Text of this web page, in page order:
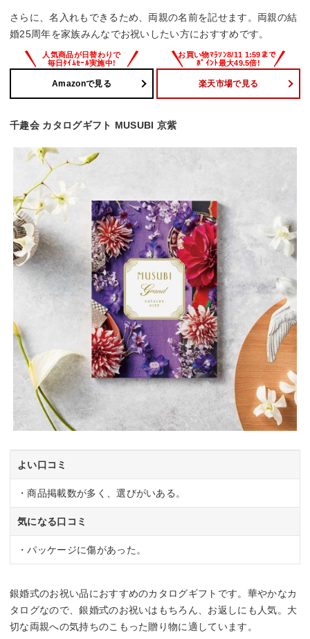
さらに、名入れもできるため、両親の名前を記せます。両親の結
婚25周年を家族みんなでお祝いしたい方におすすめです。
Amazonで見る 楽天市場で見る
千趣会 カタログギフト MUSUBI 京紫
よい口コミ
・商品掲載数が多く、選びがいある。
気になる口コミ
・パッケージに傷があった。
銀婚式のお祝い品におすすめのカタログギフトです。華やかなカ
タログなので、銀婚式のお祝いはもちろん、お返しにも人気。大
切な両親への気持ちのこもった贈り物に適しています。